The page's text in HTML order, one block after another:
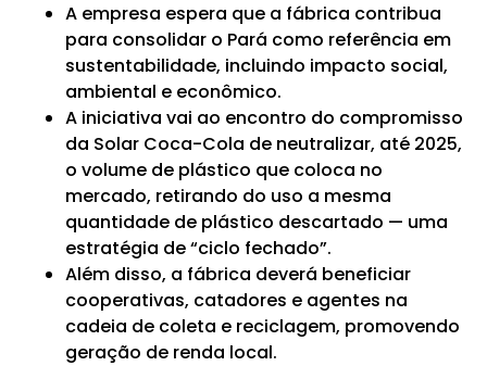
A empresa espera que a fábrica contribua
para consolidar o Pará como referência em
sustentabilidade, incluindo impacto social,
ambiental e econômico.
A iniciativa vai ao encontro do compromisso
da Solar Coca-Cola de neutralizar, até 2025,
o volume de plástico que coloca no
mercado, retirando do uso a mesma
quantidade de plástico descartado — uma
estratégia de “ciclo fechado”.
Além disso, a fábrica deverá beneficiar
cooperativas, catadores e agentes na
cadeia de coleta e reciclagem, promovendo
geração de renda local.